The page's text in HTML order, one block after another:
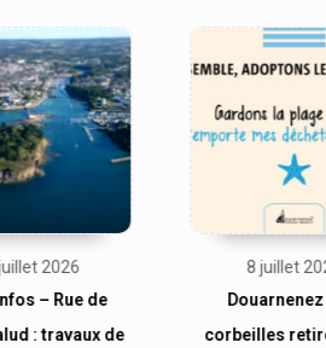
2026
– Rue de
: travaux de
8 juillet
corbeilles